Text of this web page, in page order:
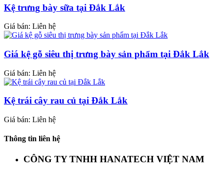
Kệ trưng bày sữa tại Đắk Lắk
Giá bán: Liên hệ
Giá kệ gỗ siêu thị trưng bày sản phẩm tại Đắk Lắk
Giá bán: Liên hệ
Kệ trái cây rau củ tại Đắk Lắk
Giá bán: Liên hệ
Thông tin liên hệ
CÔNG TY TNHH HANATECH VIỆT NAM